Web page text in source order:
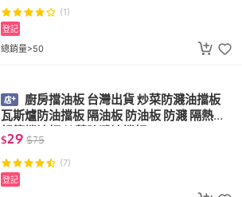
(1)
總銷量>50
登記
廚房擋油板 台灣出貨 炒菜防濺油擋板
瓦斯爐防油擋板 隔油板 防油板 防濺 隔熱板
鋁箔擋油板 炒菜防濺油擋板
$29 $75
(7)
登記